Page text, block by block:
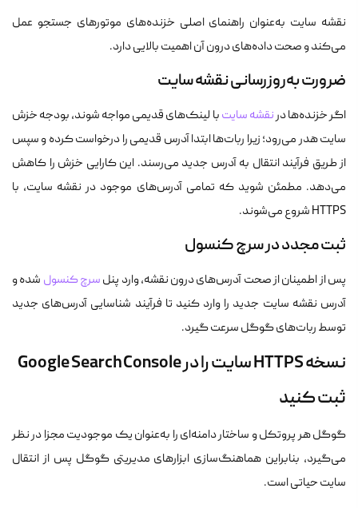
نقشه سایت به‌عنوان راهنمای اصلی خزنده‌های موتورهای جستجو عمل
می‌کند و صحت داده‌های درون آن اهمیت بالایی دارد.
ضرورت به‌روزرسانی نقشه سایت
اگر خزنده‌ها درنقشه سایتبا لینک‌های قدیمی مواجه شوند، بودجه خزش
سایت هدر می‌رود؛ زیرا ربات‌ها ابتدا آدرس قدیمی را درخواست کرده و سپس
از طریق فرآیند انتقال به آدرس جدید می‌رسند. این کارایی خزش را کاهش
می‌دهد. مطمئن شوید که تمامی آدرس‌های موجود در نقشه سایت، با
HTTPS شروع می‌شوند.
ثبت مجدد در سرچ کنسول
پس از اطمینان از صحت آدرس‌های درون نقشه، وارد پنلسرچ کنسول شده و
آدرس نقشه سایت جدید را وارد کنید تا فرآیند شناسایی آدرس‌های جدید
توسط ربات‌های گوگل سرعت گیرد.
نسخه HTTPS سایت را در Google Search Console
ثبت کنید
گوگل هر پروتکل و ساختار دامنه‌ای را به‌عنوان یک موجودیت مجزا در نظر
می‌گیرد، بنابراین هماهنگ‌سازی ابزارهای مدیریتی گوگل پس از انتقال
سایت حیاتی است.